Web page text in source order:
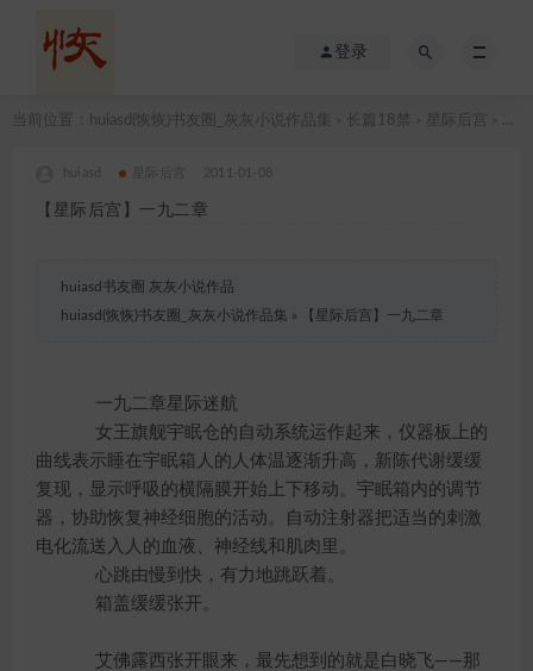
登录
当前位置： huiasd(恢恢)书友圈_灰灰小说作品集 长篇18禁 星际后宫
2011-01-08
【星际后宫】一九二章
huiasd书友圈 灰灰小说作品
huiasd(恢恢)书友圈_灰灰小说作品集 » 【星际后宫】一九二章
一九二章星际迷航
女王旗舰宇眠仓的自动系统运作起来，仪器板上的
曲线表示睡在宇眠箱人的人体温逐渐升高，新陈代谢缓缓
复现，显示呼吸的横隔膜开始上下移动。宇眠箱内的调节
器，协助恢复神经细胞的活动。自动注射器把适当的刺激
电化流送入人的血液、神经线和肌肉里。
心跳由慢到快，有力地跳跃着。
箱盖缓缓张开。
艾佛露西张开眼来，最先想到的就是白晓飞——那